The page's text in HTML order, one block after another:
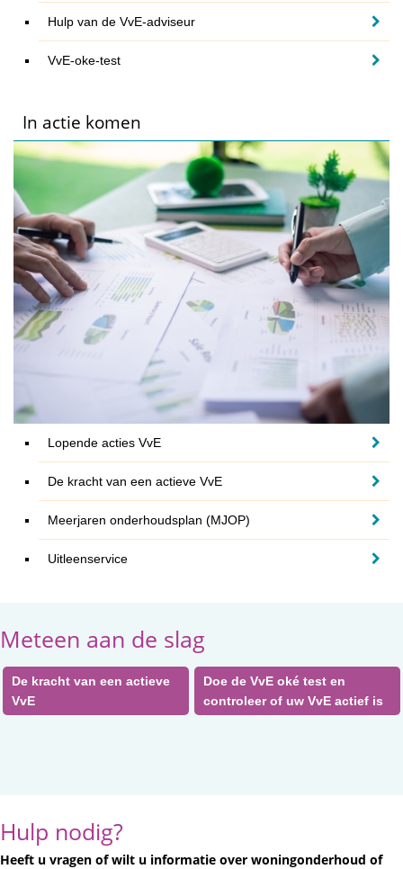
Hulp van de VvE-adviseur
VvE-oke-test
In actie komen
Lopende acties VvE
De kracht van een actieve VvE
Meerjaren onderhoudsplan (MJOP)
Uitleenservice
Meteen aan de slag
De kracht van een actieve
VvE
Doe de VvE oké test en
controleer of uw VvE actief is
Hulp nodig?
Heeft u vragen of wilt u informatie over woningonderhoud of